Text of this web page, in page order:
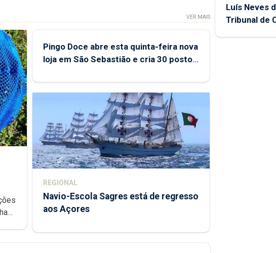
VER MAIS
Pingo Doce abre esta quinta-feira nova
loja em São Sebastião e cria 30 postos
REGIONAL
Navio-Escola Sagres está de regresso
aos Açores
Luís Neves
Tribunal de